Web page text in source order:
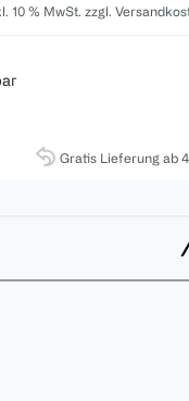
10 % MwSt. zzgl.
Gratis Lieferung ab